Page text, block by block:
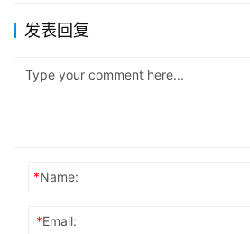
发表回复
*Name:
*Email: